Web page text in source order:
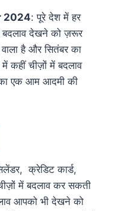
2024: पूरे देश में हर
बदलाव देखने को ज़रूर
है और सितंबर का
कहीं चीज़ों में बदलाव
का एक आम आदमी की
क्रेडिट कार्ड,
में बदलाव कर सकती
आपको भी देखने को